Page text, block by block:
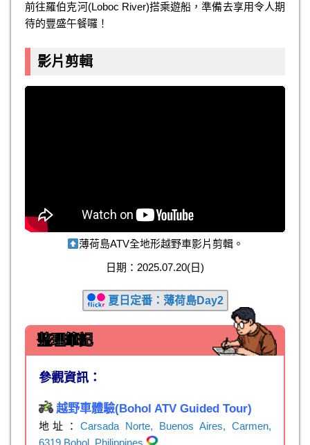
前往羅伯克河(Loboc River)搭乘遊船，準備去享用令人期
待的豐盛午餐囉！
影片剪輯
薄荷島ATV全地形越野車影片剪輯。
日期：2025.07.20(日)
夏日定番：薄荷島Day2
整理筆記
參觀資訊：
越野車體驗(Bohol ATV Guided Tour)
地址： Carsada Norte, Buenos Aires, Carmen,
6319 Bohol, Philippines